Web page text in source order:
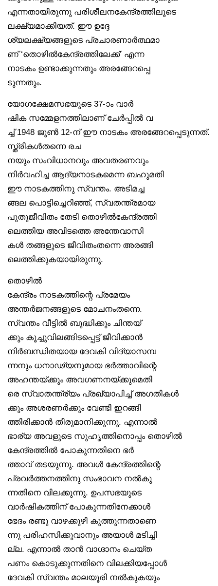
എന്നതായിരുന്നു പരിശീലനകേന്ദ്രത്തിലൂടെ
ലക്ഷ്യമാക്കിയത്. ഈ ഉദ്ദേ
ശ്യലക്ഷ്യങ്ങളുടെ പ്രചാരണാർത്ഥമാ
ണ് ‘തൊഴിൽകേന്ദ്രത്തിലേക്ക്’ എന്ന
നാടകം ഉണ്ടാക്കുന്നതും അരങ്ങേറപ്പെ
ടുന്നതും.
യോഗക്ഷേമസഭയുടെ 37-ാം വാർ
ഷിക സമ്മേളനത്തിലാണ് ചേർപ്പിൽ വ
ച്ച് 1948 ജൂൺ 12-ന് ഈ നാടകം അരങ്ങേറപ്പെടുന്നത്.
സ്ത്രീകൾതന്നെ രച
നയും സംവിധാനവും അവതരണവും
നിർവഹിച്ച ആദ്യനാടകമെന്ന ബഹുമതി
ഈ നാടകത്തിനു സ്വന്തം. അടിമച്ച
ങ്ങല പൊട്ടിച്ചെറിഞ്ഞ്, സ്വതന്ത്രമായ
പുതുജീവിതം തേടി തൊഴിൽകേന്ദ്രത്തി
ലെത്തിയ അവിടത്തെ അന്തേവാസി
കൾ തങ്ങളുടെ ജീവിതംതന്നെ അരങ്ങി
ലെത്തിക്കുകയായിരുന്നു.
തൊഴിൽ
കേന്ദ്രം നാടകത്തിന്റെ പ്രമേയം
അന്തർജനങ്ങളുടെ മോചനംതന്നെ.
സ്വന്തം വീട്ടിൽ ബുദ്ധിക്കും ചിന്തയ്
ക്കും കൂച്ചുവിലങ്ങിടപ്പെട്ട് ജീവിക്കാൻ
നിർബന്ധിതയായ ദേവകി വിദ്യാസമ്പ
ന്നനും ധനാഢ്യനുമായ ഭർത്താവിന്റെ
അഹന്തയ്ക്കും അവഗണനയ്ക്കുമെതി
രെ സ്വാതന്ത്ര്യം പ്രഖ്യാപിച്ച് അഗതികൾ
ക്കും അശരണർക്കും വേണ്ടി ഇറങ്ങി
ത്തിരിക്കാൻ തീരുമാനിക്കുന്നു. എന്നാൽ
ഭാര്യ അവളുടെ സുഹൃത്തിനൊപ്പം തൊഴിൽ
കേന്ദ്രത്തിൽ പോകുന്നതിനെ ഭർ
ത്താവ് തടയുന്നു. അവൾ കേന്ദ്രത്തിന്റെ
പ്രവർത്തനത്തിനു സംഭാവന നൽകു
ന്നതിനെ വിലക്കുന്നു. ഉപസഭയുടെ
വാർഷികത്തിന് പോകുന്നതിനേക്കാൾ
ഭേദം രണ്ടു വാഴക്കുഴി കുത്തുന്നതാണെ
ന്നു പരിഹസിക്കുവാനും അയാൾ മടിച്ചി
ല്ല. എന്നാൽ താൻ വാഗ്ദാനം ചെയ്ത
പണം കൊടുക്കുന്നതിനെ വിലക്കിയപ്പോൾ
ദേവകി സ്വന്തം മാലയൂരി നൽകുകയും